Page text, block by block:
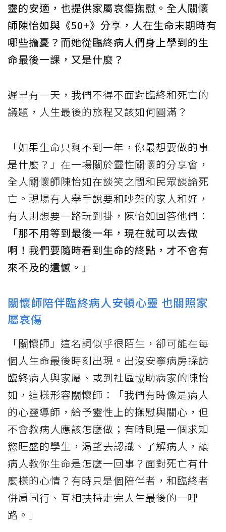
靈的安適，也提供家屬哀傷撫慰。全人關懷
師陳怡如與《50+》分享，人在生命末期時有
哪些擔憂？而她從臨終病人們身上學到的生
命最後一課，又是什麼？
遲早有一天，我們不得不面對臨終和死亡的
議題，人生最後的旅程又該如何圓滿？
「如果生命只剩不到一年，你最想要做的事
是什麼？」在一場關於靈性關懷的分享會，
全人關懷師陳怡如在談笑之間和民眾談論死
亡。現場有人舉手說要和吵架的家人和好，
有人則想要一路玩到掛，陳怡如回答他們：
「那不用等到最後一年，現在就可以去做
啊！我們要隨時看到生命的終點，才不會有
來不及的遺憾。」
關懷師陪伴臨終病人安頓心靈 也關照家
屬哀傷
「關懷師」這名詞似乎很陌生，卻可能在每
個人生命最後時刻出現。出沒安寧病房探訪
臨終病人與家屬、或到社區協助病家的陳怡
如，這樣形容關懷師：「我們有時像是病人
的心靈導師，給予靈性上的撫慰與關心，但
不會教病人應該怎麼做；有時則是一個求知
慾旺盛的學生，渴望去認識、了解病人，讓
病人教你生命是怎麼一回事？面對死亡有什
麼樣的心情？有時只是個陪伴者，和臨終者
併肩同行、互相扶持走完人生最後的一哩
路。」